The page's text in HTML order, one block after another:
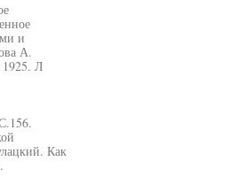
и
А.
1925. Л
Как